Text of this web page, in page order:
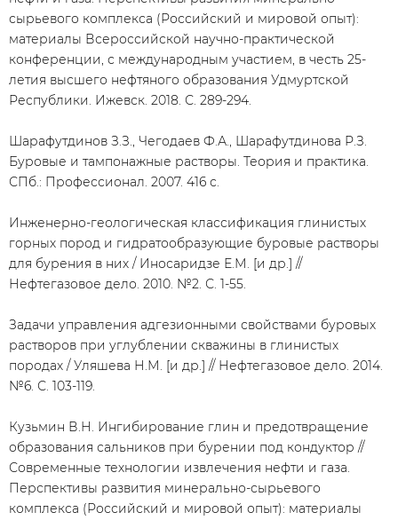
сырьевого комплекса (Российский и мировой опыт):
материалы Всероссийской научно-практической
конференции, с международным участием, в честь 25-
летия высшего нефтяного образования Удмуртской
Республики. Ижевск. 2018. С. 289-294.
Шарафутдинов З.З., Чегодаев Ф.А., Шарафутдинова Р.З.
Буровые и тампонажные растворы. Теория и практика.
СПб.: Профессионал. 2007. 416 с.
Инженерно-геологическая классификация глинистых
горных пород и гидратообразующие буровые растворы
для бурения в них / Иносаридзе Е.М. [и др.] //
Нефтегазовое дело. 2010. №2. С. 1-55.
Задачи управления адгезионными свойствами буровых
растворов при углублении скважины в глинистых
породах / Уляшева Н.М. [и др.] // Нефтегазовое дело. 2014.
№6. С. 103-119.
Кузьмин В.Н. Ингибирование глин и предотвращение
образования сальников при бурении под кондуктор //
Современные технологии извлечения нефти и газа.
Перспективы развития минерально-сырьевого
комплекса (Российский и мировой опыт): материалы